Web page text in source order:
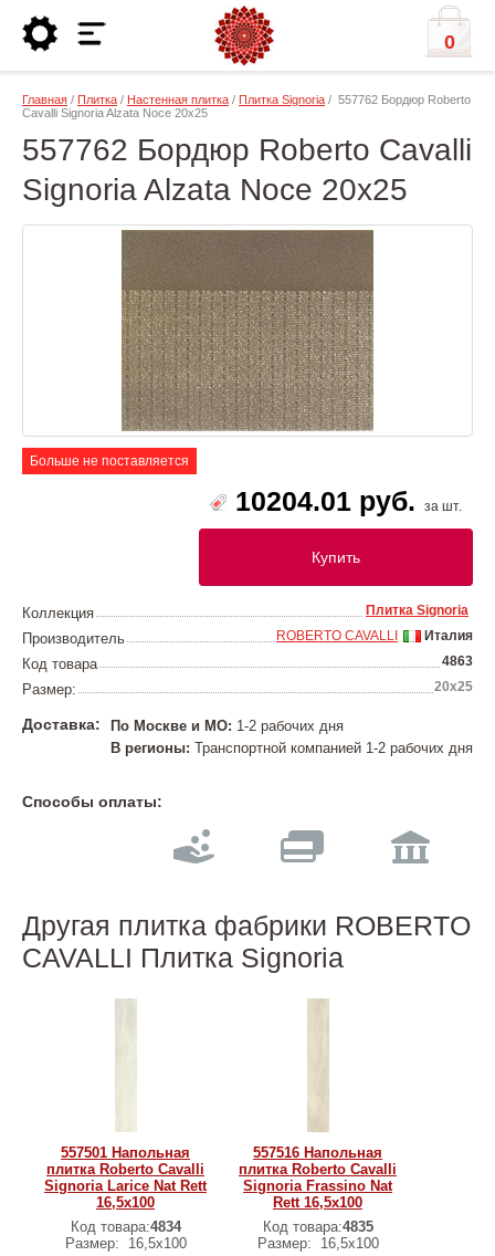
0
Главная / Плитка / Настенная плитка / Плитка Signoria / 557762 Бордюр Roberto
Cavalli Signoria Alzata Noce 20х25
557762 Бордюр Roberto Cavalli
Signoria Alzata Noce 20х25
Больше не поставляется
10204.01 руб. за шт.
Купить
Коллекция Плитка Signoria
Производитель Италия
ROBERTO CAVALLI
Код товара 4863
Размер: 20x25
Доставка: По Москве и МО: 1-2 рабочих дня
В регионы: Транспортной компанией 1-2 рабочих дня
Способы оплаты:
Другая плитка фабрики ROBERTO
CAVALLI Плитка Signoria
557501 Напольная
плитка Roberto Cavalli
Signoria Larice Nat Rett
16,5x100
Код товара:4834
Размер:
16,5x100
557516 Напольная
плитка Roberto Cavalli
Signoria Frassino Nat
Rett 16,5x100
Код товара:4835
Размер:
16,5x100